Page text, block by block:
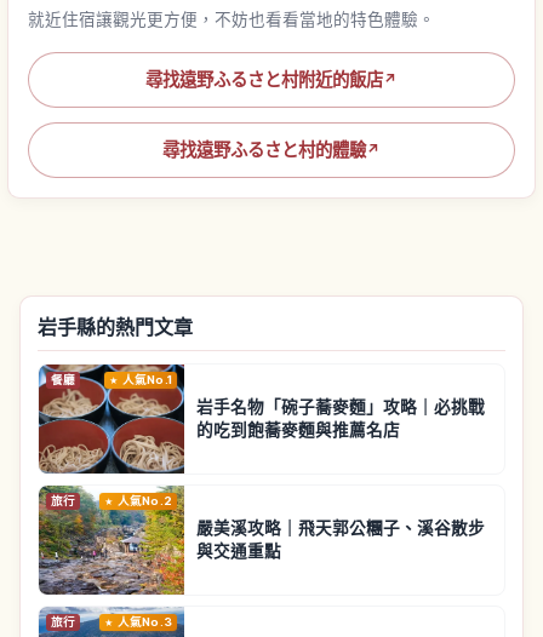
就近住宿讓觀光更方便，不妨也看看當地的特色體驗。
尋找遠野ふるさと村附近的飯店↗
尋找遠野ふるさと村的體驗↗
岩手縣的熱門文章
餐廳 人氣No.1
岩手名物「碗子蕎麥麵」攻略｜必挑戰
的吃到飽蕎麥麵與推薦名店
旅行 人氣No.2
嚴美溪攻略｜飛天郭公糰子、溪谷散步
與交通重點
旅行 人氣No.3